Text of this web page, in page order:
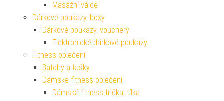
Masážní válce
Dárkové poukazy, boxy
Dárkové poukazy, vouchery
Elektronické dárkové poukazy
Fitness oblečení
Batohy a tašky
Dámské fitness oblečení
Dámská fitness trička, tílka